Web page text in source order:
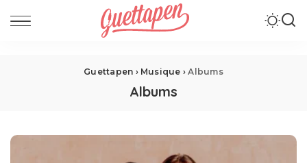
Guettapen › Musique ›Albums
Albums